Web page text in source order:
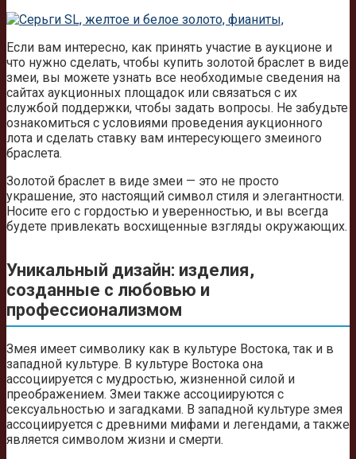
Если вам интересно, как принять участие в аукционе и
что нужно сделать, чтобы купить золотой браслет в виде
змеи, вы можете узнать все необходимые сведения на
сайтах аукционных площадок или связаться с их
службой поддержки, чтобы задать вопросы. Не забудьте
ознакомиться с условиями проведения аукционного
лота и сделать ставку вам интересующего змеиного
браслета.
Золотой браслет в виде змеи — это не просто
украшение, это настоящий символ стиля и элегантности.
Носите его с гордостью и уверенностью, и вы всегда
будете привлекать восхищенные взгляды окружающих.
Уникальный дизайн: изделия,
созданные с любовью и
профессионализмом
Змея имеет символику как в культуре Востока, так и в
западной культуре. В культуре Востока она
ассоциируется с мудростью, жизненной силой и
преображением. Змеи также ассоциируются с
сексуальностью и загадками. В западной культуре змея
ассоциируется с древними мифами и легендами, а также
является символом жизни и смерти.